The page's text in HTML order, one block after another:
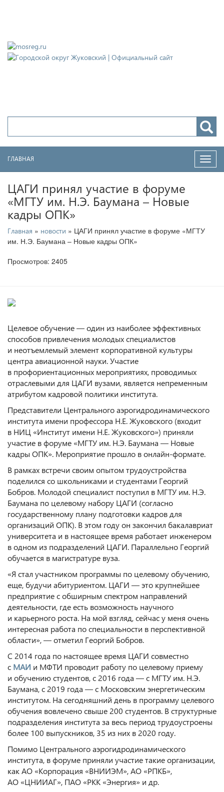
ГЛАВНАЯ
ЦАГИ принял участие в форуме
«МГТУ им. Н.Э. Баумана – Новые
кадры ОПК»
Главная » новости » ЦАГИ принял участие в форуме «МГТУ
им. Н.Э. Баумана – Новые кадры ОПК»
Просмотров: 2405
Целевое обучение — один из наиболее эффективных
способов привлечения молодых специалистов
и неотъемлемый элемент корпоративной культуры
центра авиационной науки. Участие
в профориентационных мероприятиях, проводимых
отраслевыми для ЦАГИ вузами, является непременным
атрибутом кадровой политики института.
Представители Центрального аэрогидродинамического
института имени профессора Н.Е. Жуковского (входит
в НИЦ «Институт имени Н.Е. Жуковского») приняли
участие в форуме «МГТУ им. Н.Э. Баумана — Новые
кадры ОПК». Мероприятие прошло в онлайн-формате.
В рамках встречи своим опытом трудоустройства
поделился со школьниками и студентами Георгий
Бобров. Молодой специалист поступил в МГТУ им. Н.Э.
Баумана по целевому набору ЦАГИ (согласно
государственному плану подготовки кадров для
организаций ОПК). В этом году он закончил бакалавриат
университета и в настоящее время работает инженером
в одном из подразделений ЦАГИ. Параллельно Георгий
обучается в магистратуре вуза.
«Я стал участником программы по целевому обучению,
еще, будучи абитуриентом. ЦАГИ — это крупнейшее
предприятие с обширным спектром направлений
деятельности, где есть возможность научного
и карьерного роста. На мой взгляд, сейчас у меня очень
интересная работа по специальности в перспективной
области», — отметил Георгий Бобров.
С 2014 года по настоящее время ЦАГИ совместно
с МАИ и МФТИ проводит работу по целевому приему
и обучению студентов, с 2016 года — с МГТУ им. Н.Э.
Баумана, с 2019 года — с Московским энергетическим
институтом. На сегодняшний день в программу целевого
обучения вовлечено свыше 200 студентов. В структурные
подразделения института за весь период трудоустроены
более 100 выпускников, 35 из них в 2020 году.
Помимо Центрального аэрогидродинамического
института, в форуме приняли участие такие организации,
как АО «Корпорация «ВНИИЭМ», АО «РПКБ»,
АО «ЦНИИАГ», ПАО «РКК «Энергия» и др.